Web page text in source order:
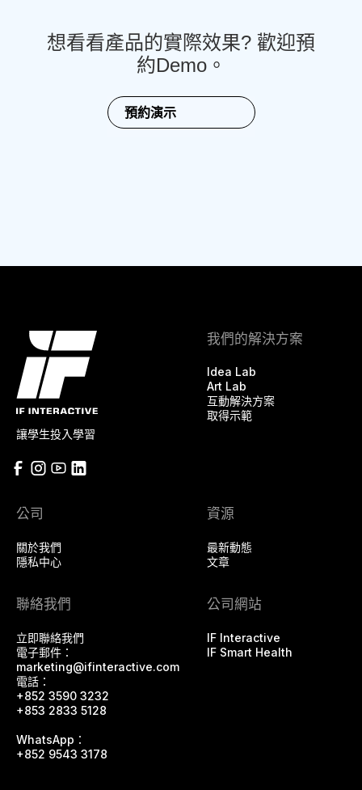
想看看產品的實際效果? 歡迎預
約Demo。
預約演示
讓學生投入學習
我們的解決方案
Idea Lab
Art Lab
互動解決方案
取得示範
公司
關於我們
隱私中心
資源
最新動態
文章
聯絡我們
立即聯絡我們
電子郵件：
marketing@ifinteractive.com
電話：
+852 3590 3232
+853 2833 5128
WhatsApp：
+852 9543 3178
公司網站
IF Interactive
IF Smart Health